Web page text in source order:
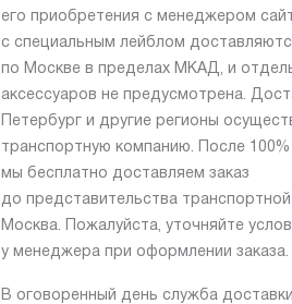
его приобретения с менеджером
с специальным лейблом
по Москве в пределах МКАД, и
аксессуаров не предусмотрена.
Петербург и другие регионы
транспортную компанию. После
мы бесплатно доставляем заказ
до представительства транспортной
Москва. Пожалуйста, уточняйте
у менеджера при оформлении заказа.
В оговоренный день служба